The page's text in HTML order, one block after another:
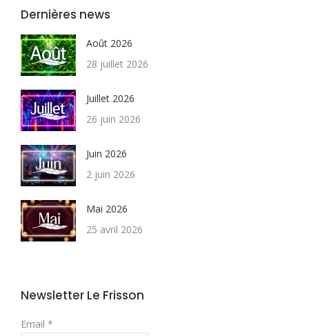
Dernières news
Août 2026
28 juillet 2026
Juillet 2026
26 juin 2026
Juin 2026
2 juin 2026
Mai 2026
25 avril 2026
Newsletter Le Frisson
Email *